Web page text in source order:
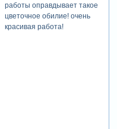
работы оправдывает такое
цветочное обилие! очень
красивая работа!